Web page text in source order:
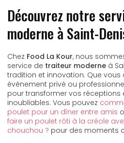
Découvrez notre
moderne à Saint-
Chez Food La Kour, nous
service de traiteur moderne à
tradition et innovation. Que vous
événement privé ou
pour transformer vos réceptions
inoubliables. Vous pouvez
poulet pour un dîner entre amis
faire un poulet rôti à la créole
chouchou ? pour des moments